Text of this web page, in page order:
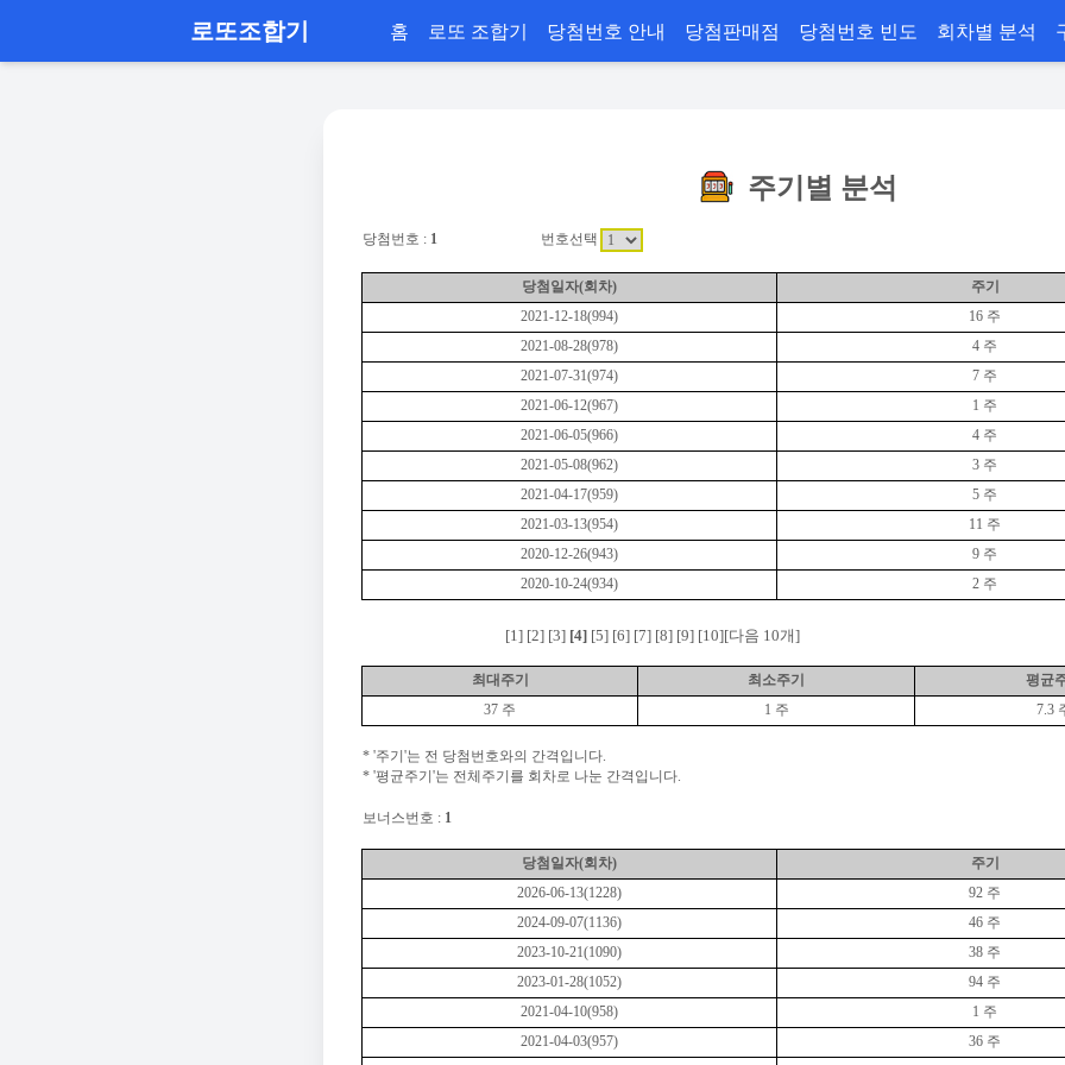
로또조합기 홈 로또 조합기 당첨번호 안내 당첨판매점 당첨번호 빈도 회차별 분석
주기별 분석
당첨번호 : 1 번호선택
당첨일자(회차)
주기
2021-12-18(994)
16 주
2021-08-28(978)
4 주
2021-07-31(974)
7 주
2021-06-12(967)
1 주
2021-06-05(966)
4 주
2021-05-08(962)
3 주
2021-04-17(959)
5 주
2021-03-13(954)
11 주
2020-12-26(943)
9 주
2020-10-24(934)
2 주
[1] [2] [3] [4] [5] [6] [7] [8] [9] [10][다음 10개]
최대주기 최소주기
평균
37 주
1 주 7.3
* '주기'는 전 당첨번호와의 간격입니다.
* '평균주기'는 전체주기를 회차로 나눈 간격입니다.
보너스번호 : 1
당첨일자(회차)
주기
2026-06-13(1228)
92 주
2024-09-07(1136)
46 주
2023-10-21(1090)
38 주
2023-01-28(1052)
94 주
2021-04-10(958)
1 주
2021-04-03(957)
36 주